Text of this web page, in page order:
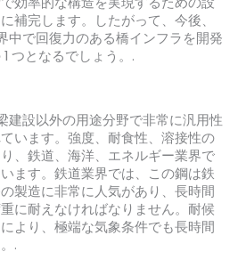
補完します。したがって、今後、
中で回復力のある橋インフラを開発
つとなるでしょう。.
建設以外の用途分野で非常に汎用性
います。強度、耐食性、溶接性の
、鉄道、海洋、エネルギー業界で
ます。鉄道業界では、この鋼は鉄
製造に非常に人気があり、長時間
に耐えなければなりません。耐候
より、極端な気象条件でも長時間
.